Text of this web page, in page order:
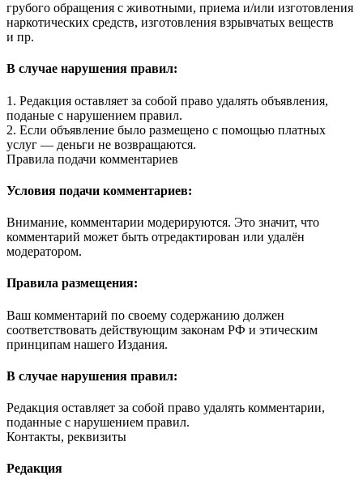
грубого обращения с животными, приема и/или изготовления
наркотических средств, изготовления взрывчатых веществ
и пр.
В случае нарушения правил:
1. Редакция оставляет за собой право удалять объявления,
поданые с нарушением правил.
2. Если объявление было размещено с помощью платных
услуг — деньги не возвращаются.
Правила подачи комментариев
Условия подачи комментариев:
Внимание, комментарии модерируются. Это значит, что
комментарий может быть отредактирован или удалён
модератором.
Правила размещения:
Ваш комментарий по своему содержанию должен
соответствовать действующим законам РФ и этическим
принципам нашего Издания.
В случае нарушения правил:
Редакция оставляет за собой право удалять комментарии,
поданные с нарушением правил.
Контакты, реквизиты
Редакция